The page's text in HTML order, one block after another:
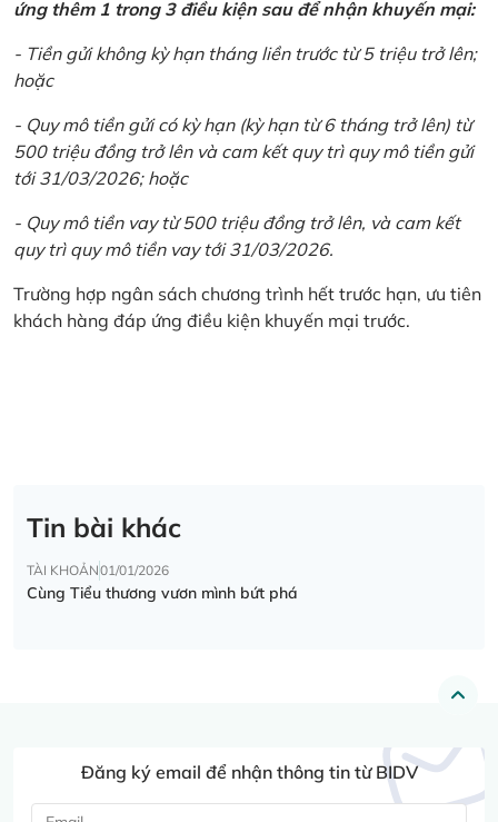
ứng thêm 1 trong 3 điều kiện sau để nhận khuyến mại:
- Tiền gửi không kỳ hạn tháng liền trước từ 5 triệu trở lên;
hoặc
- Quy mô tiền gửi có kỳ hạn (kỳ hạn từ 6 tháng trở lên) từ
500 triệu đồng trở lên và cam kết quy trì quy mô tiền gửi
tới 31/03/2026; hoặc
- Quy mô tiền vay từ 500 triệu đồng trở lên, và cam kết
quy trì quy mô tiền vay tới 31/03/2026.
Trường hợp ngân sách chương trình hết trước hạn, ưu tiên
khách hàng đáp ứng điều kiện khuyến mại trước.
Tin bài khác
TÀI KHOẢN01/01/2026
Cùng Tiểu thương vươn mình bứt phá
Đăng ký email để nhận thông tin từ BIDV